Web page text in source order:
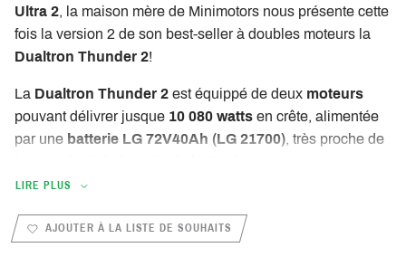
Ultra 2, la maison mère de Minimotors nous présente cette
fois la version 2 de son best-seller à doubles moteurs la
Dualtron Thunder 2!
La Dualtron Thunder 2 est équippé de deux moteurs
pouvant délivrer jusque 10 080 watts en crête, alimentée
par une batterie LG 72V40Ah (LG 21700), très proche de
atteindre
jusqu'à 140 km d'autonomie
Latrottinette électrique Dualtron Thunder 2
avec unnouveau système de LEDs
LIRE PLUS
AJOUTER À LA LISTE DE SOUHAITS